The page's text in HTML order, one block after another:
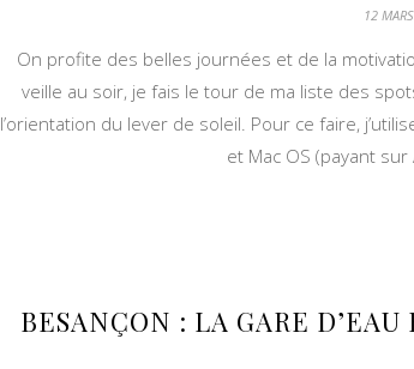
12
On profite des belles journées et de la
veille au soir, je fais le tour de ma liste des
l’orientation du lever de soleil. Pour ce faire,
et Mac OS (payant
BESANÇON : LA GARE